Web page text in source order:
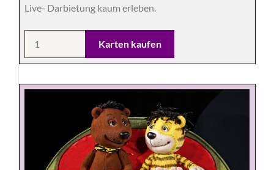
Live- Darbietung kaum erleben.